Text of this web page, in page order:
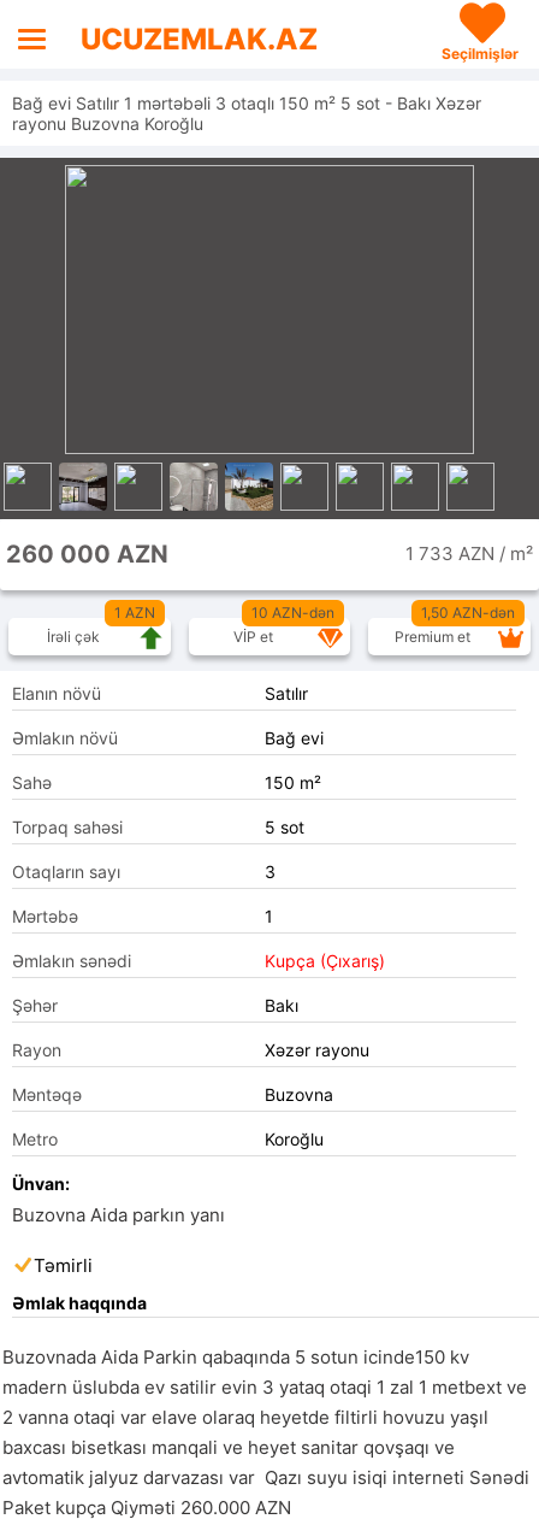
UCUZEMLAK.AZ Seçilmişlər
Bağ evi Satılır 1 mərtəbəli 3 otaqlı 150 m² 5 sot - Bakı Xəzər
rayonu Buzovna Koroğlu
260 000 AZN 1 733 AZN / m²
1 AZN
İrəli çək
10 AZN-dən
VİP et
1,50 AZN-dən
Premium et
Elanın növü Satılır
Əmlakın növü Bağ evi
Sahə 150 m²
Torpaq sahəsi 5 sot
Otaqların sayı 3
Mərtəbə 1
Əmlakın sənədi Kupça (Çıxarış)
Şəhər Bakı
Rayon Xəzər rayonu
Məntəqə Buzovna
Metro Koroğlu
Ünvan:
Buzovna Aida parkın yanı
Təmirli
Əmlak haqqında
Buzovnada Aida Parkin qabaqında 5 sotun icinde150 kv
madern üslubda ev satilir evin 3 yataq otaqi 1 zal 1 metbext ve
2 vanna otaqi var elave olaraq heyetde filtirli hovuzu yaşıl
baxcası bisetkası manqali ve heyet sanitar qovşaqı ve
avtomatik jalyuz darvazası var  Qazı suyu isiqi interneti Sənədi
Paket kupça Qiyməti 260.000 AZN